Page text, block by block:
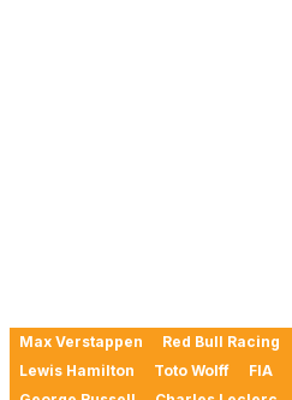
Max Verstappen Red Bull Racing
Lewis Hamilton
Toto Wolff FIA